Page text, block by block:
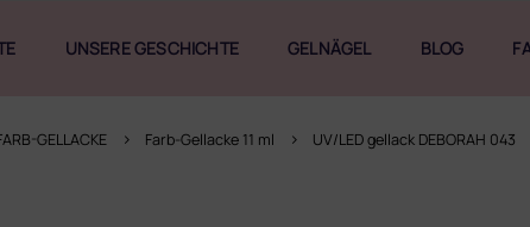
UNSERE GESCHICHTE GELNÄGEL BLOG
GELLACKE Farb-Gellacke 11 ml UV/LED gellack DEBORAH 043